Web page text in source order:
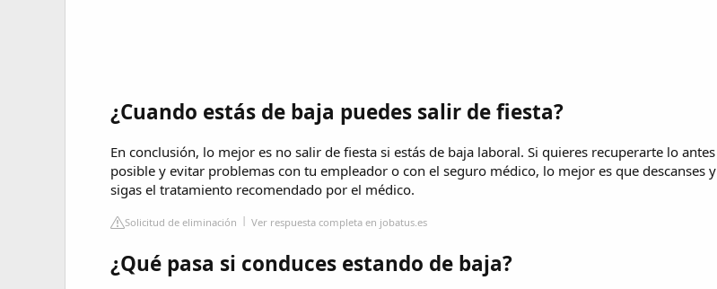
¿Cuando estás de baja puedes salir de fiesta?
En conclusión, lo mejor es no salir de fiesta si estás de baja laboral. Si quieres recuperarte lo antes
posible y evitar problemas con tu empleador o con el seguro médico, lo mejor es que descanses y
sigas el tratamiento recomendado por el médico.
Solicitud de eliminación Ver respuesta completa en jobatus.es
¿Qué pasa si conduces estando de baja?